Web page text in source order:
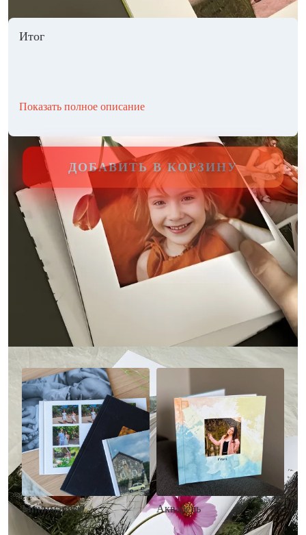
Итог
Показать полное описание
ДОБАВИТЬ В КОРЗИНУ
Другие стили фотокниг
Минимализм Акварель